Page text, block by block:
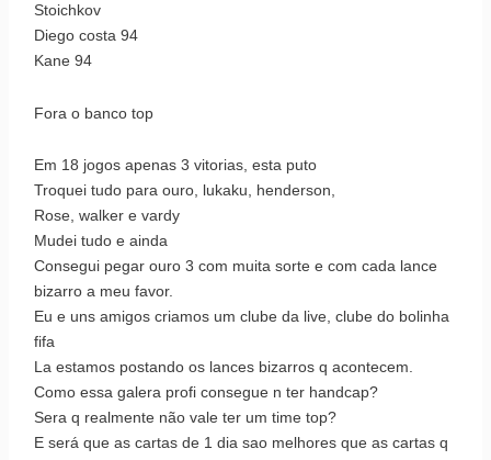
Stoichkov
Diego costa 94
Kane 94
Fora o banco top
Em 18 jogos apenas 3 vitorias, esta puto
Troquei tudo para ouro, lukaku, henderson,
Rose, walker e vardy
Mudei tudo e ainda
Consegui pegar ouro 3 com muita sorte e com cada lance
bizarro a meu favor.
Eu e uns amigos criamos um clube da live, clube do bolinha
fifa
La estamos postando os lances bizarros q acontecem.
Como essa galera profi consegue n ter handcap?
Sera q realmente não vale ter um time top?
E será que as cartas de 1 dia sao melhores que as cartas q